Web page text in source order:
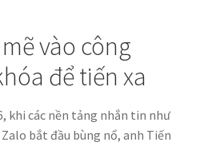
vào công
để tiến xa
khi các nền tảng nhắn tin như
bắt đầu bùng nổ, anh Tiến